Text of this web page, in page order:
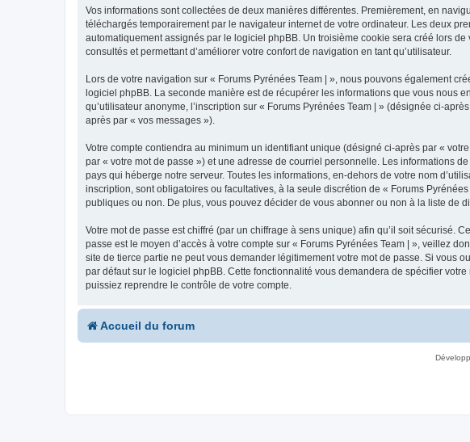
Vos informations sont collectées de deux manières différentes. Premièrement, en
téléchargés temporairement par le navigateur internet de votre ordinateur. Les deux
automatiquement assignés par le logiciel phpBB. Un troisième cookie sera créé lors
consultés et permettant d’améliorer votre confort de navigation en tant qu’utilisateur.
Lors de votre navigation sur « Forums Pyrénées Team | », nous pouvons également
logiciel phpBB. La seconde manière est de récupérer les informations que vous nous
qu’utilisateur anonyme, l’inscription sur « Forums Pyrénées Team | » (désignée ci-
après par « vos messages »).
Votre compte contiendra au minimum un identifiant unique (désigné ci-après par «
par « votre mot de passe ») et une adresse de courriel personnelle. Les informations
pays qui héberge notre serveur. Toutes les informations, en-dehors de votre nom
inscription, sont obligatoires ou facultatives, à la seule discrétion de « Forums
publiques ou non. De plus, vous pouvez décider de vous abonner ou non à la liste de
Votre mot de passe est chiffré (par un chiffrage à sens unique) afin qu’il soit sécurisé.
passe est le moyen d’accès à votre compte sur « Forums Pyrénées Team | », veillez
site de tierce partie ne peut vous demander légitimement votre mot de passe. Si vous
par défaut sur le logiciel phpBB. Cette fonctionnalité vous demandera de spécifier
puissiez reprendre le contrôle de votre compte.
Accueil du forum